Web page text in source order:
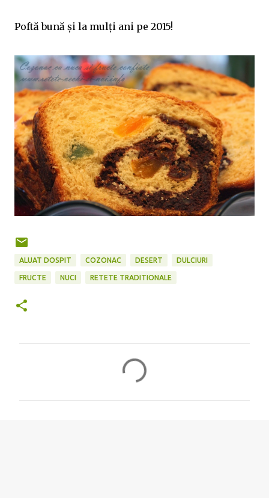
Poftă bună și la mulți ani pe 2015!
ALUAT DOSPIT COZONAC DESERT DULCIURI
FRUCTE NUCI RETETE TRADITIONALE